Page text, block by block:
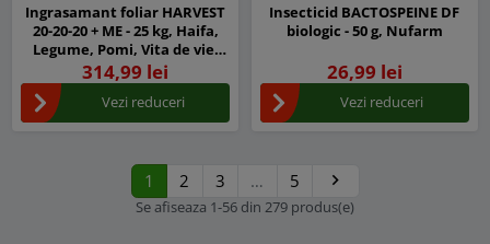
Ingrasamant foliar HARVEST
20-20-20 + ME - 25 kg, Haifa,
Legume, Pomi, Vita de vie,
Porumb, Cereale, Floarea
soarelui, Rapita
314,99 lei
Vezi reduceri
Insecticid BACTOSPEINE DF
biologic - 50 g, Nufarm
26,99 lei
Vezi reduceri
1 2 3 … 5 Urmatorul

Se afiseaza 1-56 din 279 produs(e)